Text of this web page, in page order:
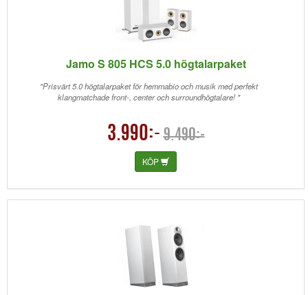
Jamo S 805 HCS 5.0 högtalarpaket
"Prisvärt 5.0 högtalarpaket för hemmabio och musik med perfekt
klangmatchade front-, center och surroundhögtalare! "
3.990:- 9.490:-
KÖP